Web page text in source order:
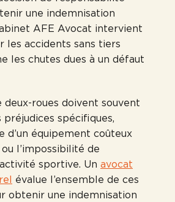
une indemnisation
AFE Avocat intervient
les accidents sans tiers
les chutes dues à un défaut
deux-roues doivent souvent
spécifiques,
d’un équipement coûteux
l’impossibilité de
sportive. Un avocat
évalue l’ensemble de ces
obtenir une indemnisation